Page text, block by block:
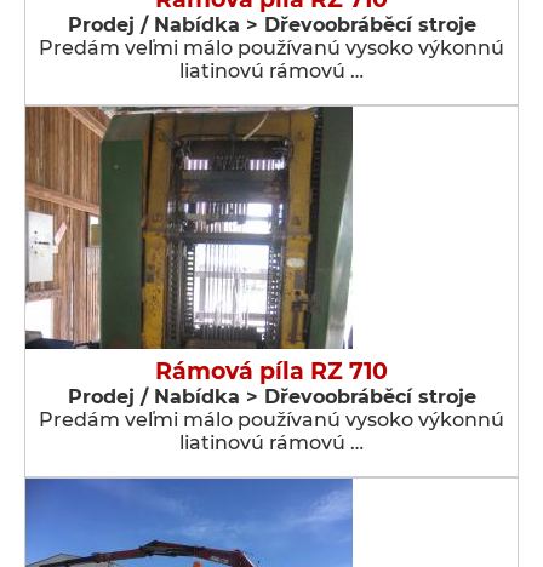
Prodej / Nabídka > Dřevoobráběcí stroje
Predám veľmi málo používanú vysoko výkonnú
liatinovú rámovú …
Rámová píla RZ 710
Prodej / Nabídka > Dřevoobráběcí stroje
Predám veľmi málo používanú vysoko výkonnú
liatinovú rámovú …